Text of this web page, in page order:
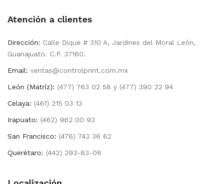
Atención a clientes
Dirección: Calle Dique # 310 A, Jardines del Moral León,
Guanajuato. C.P. 37160.
Email: ventas@controlprint.com.mx
León (Matríz): (477) 763 02 58 y (477) 390 22 94
Celaya: (461) 215 03 13
Irapuato: (462) 962 00 93
San Francisco: (476) 743 36 62
Querétaro: (442) 293-83-06